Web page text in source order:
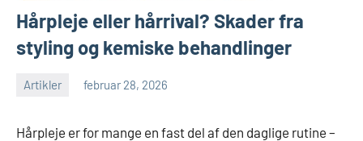
Hårpleje eller hårrival? Skader fra
styling og kemiske behandlinger
Artikler februar 28, 2026
Hårpleje er for mange en fast del af den daglige rutine –